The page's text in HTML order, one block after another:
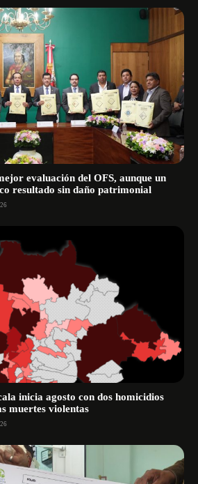
evaluación del OFS, aunque un
resultado sin daño patrimonial
inicia agosto con dos homicidios
muertes violentas